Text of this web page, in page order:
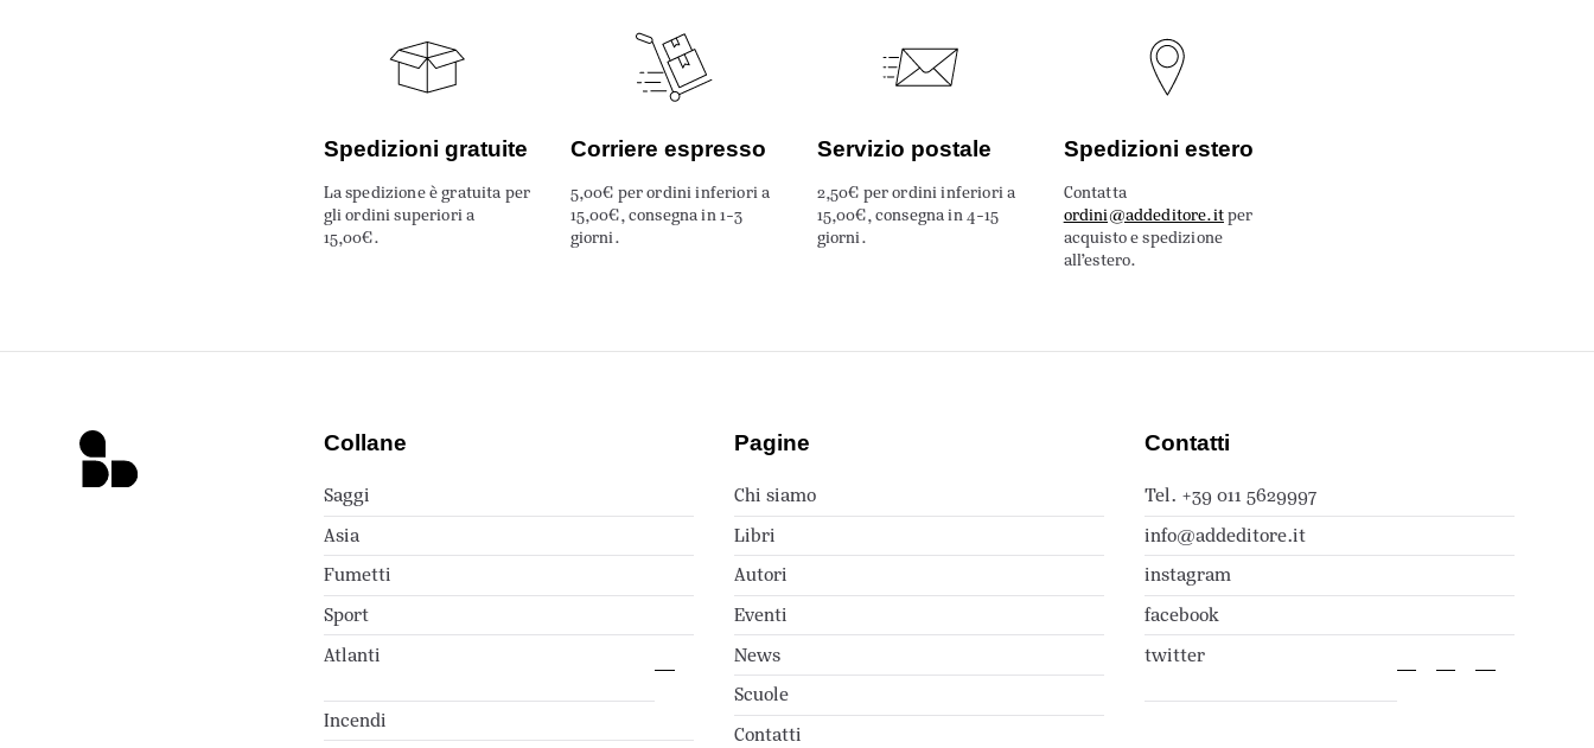
Spedizioni gratuite
La spedizione è gratuita per
gli ordini superiori a
15,00€.
Corriere espresso
5,00€ per ordini inferiori a
15,00€, consegna in 1-3
giorni.
Servizio postale
2,50€ per ordini inferiori a
15,00€, consegna in 4-15
giorni.
Spedizioni estero
Contatta
ordini@addeditore.itper
acquisto e spedizione
all’estero.
Collane
Saggi
Asia
Fumetti
Sport
Atlanti
Incendi
Pagine
Chi siamo
Libri
Autori
Eventi
News
Scuole
Contatti
Contatti
Tel. +39 011 5629997
info@addeditore.it
instagram
facebook
twitter